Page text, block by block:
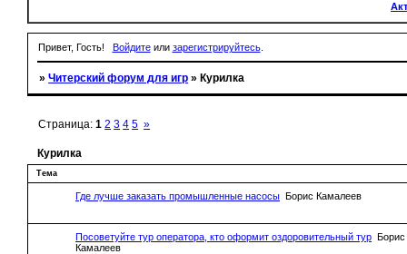
Привет, Гость! Войдитеили зарегистрируйтесь.
»Читерский форум для игр »Курилка
Курилка
Страница:1 2 3 4 5 »
Тема
Где лучше заказать промышленные насосы Борис Камалеев
Посоветуйте тур оператора, кто оформит оздоровительный тур Борис
Камалеев